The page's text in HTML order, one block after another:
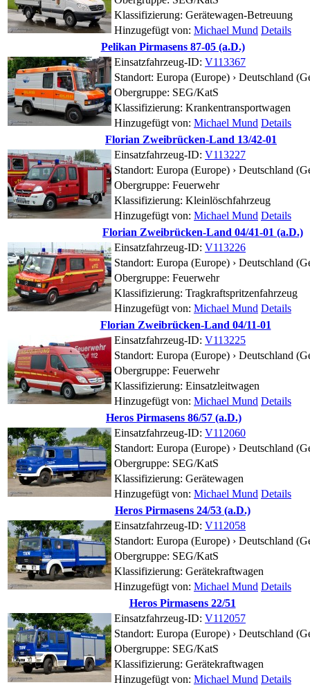
Klassifizierung: Gerätewagen-Betreuung
Hinzugefügt von: Michael Mund Details
Pelikan Pirmasens 87-05 (a.D.)
Einsatzfahrzeug-ID: V113367
Standort: Europa (Europe) › Deutschland
Obergruppe: SEG/KatS
Klassifizierung: Krankentransportwagen
Hinzugefügt von: Michael Mund Details
Florian Zweibrücken-Land 13/42-01
Einsatzfahrzeug-ID: V113227
Standort: Europa (Europe) › Deutschland
Obergruppe: Feuerwehr
Klassifizierung: Kleinlöschfahrzeug
Hinzugefügt von: Michael Mund Details
Florian Zweibrücken-Land 04/41-01 (a.D.)
Einsatzfahrzeug-ID: V113226
Standort: Europa (Europe) › Deutschland
Obergruppe: Feuerwehr
Klassifizierung: Tragkraftspritzenfahrzeug
Hinzugefügt von: Michael Mund Details
Florian Zweibrücken-Land 04/11-01
Einsatzfahrzeug-ID: V113225
Standort: Europa (Europe) › Deutschland
Obergruppe: Feuerwehr
Klassifizierung: Einsatzleitwagen
Hinzugefügt von: Michael Mund Details
Heros Pirmasens 86/57 (a.D.)
Einsatzfahrzeug-ID: V112060
Standort: Europa (Europe) › Deutschland
Obergruppe: SEG/KatS
Klassifizierung: Gerätewagen
Hinzugefügt von: Michael Mund Details
Heros Pirmasens 24/53 (a.D.)
Einsatzfahrzeug-ID: V112058
Standort: Europa (Europe) › Deutschland
Obergruppe: SEG/KatS
Klassifizierung: Gerätekraftwagen
Hinzugefügt von: Michael Mund Details
Heros Pirmasens 22/51
Einsatzfahrzeug-ID: V112057
Standort: Europa (Europe) › Deutschland
Obergruppe: SEG/KatS
Klassifizierung: Gerätekraftwagen
Hinzugefügt von: Michael Mund Details